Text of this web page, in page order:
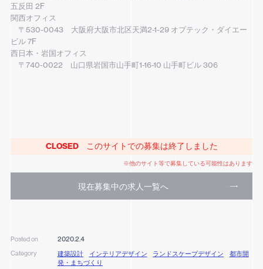
五反田 2F
関西オフィス
〒530-0043 大阪府大阪市北区天満2-1-29 オプテック・ダイエー
ビル 7F
西日本・岩国オフィス
〒740-0022 山口県岩国市山手町1-16-10 山手町ビル 306
CLOSED このサイトでの募集は終了しました
※他のサイト等で募集している可能性はあります
現在募集中の求人一覧へ
Posted on 2020.2.4
Category 建築設計 インテリアデザイン ランドスケープデザイン
都市開
発・まちづくり